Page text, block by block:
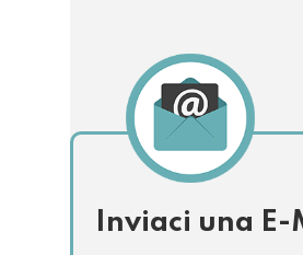
Inviaci una E-